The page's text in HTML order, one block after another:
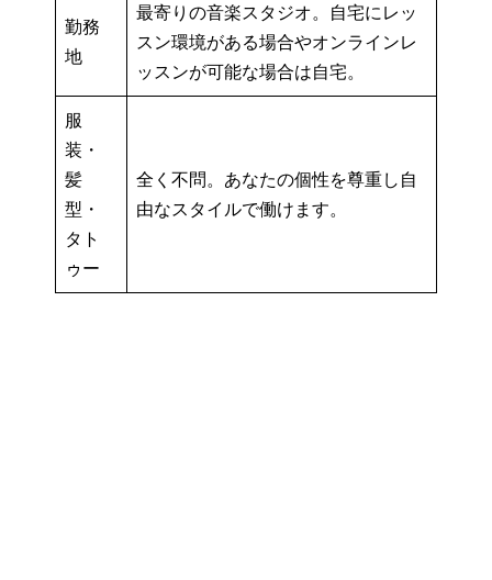
勤務
地
最寄りの音楽スタジオ。自宅にレッ
スン環境がある場合やオンラインレ
ッスンが可能な場合は自宅。
服
装・
髪
型・
タト
ゥー
全く不問。あなたの個性を尊重し自
由なスタイルで働けます。